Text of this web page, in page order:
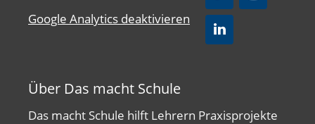
Google Analytics deaktivieren
Über Das macht Schule
Das macht Schule hilft Lehrern Praxisprojekte